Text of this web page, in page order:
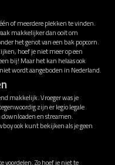
of meerdere plekken te vinden.
makkelijker dan ooit om
het genot van een bak popcorn.
hoef je niet meer op een
bij! Maar het kan helaas ook
wordt aangeboden in Nederland.
makkelijk. Vroeger was je
zijn er legio legale
en streamen.
ook kunt bekijken als je geen
voordelen. Zo hoef je niet te